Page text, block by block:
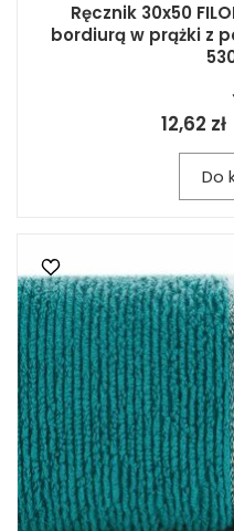
Ręcznik 30x50
bordiurą w prążki z
12,62 zł
Do